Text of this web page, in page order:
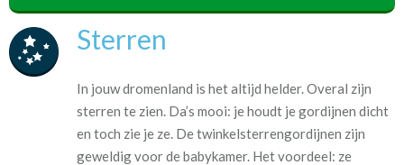
Sterren
In jouw dromenland is het altijd helder. Overal zijn
sterren te zien. Da’s mooi: je houdt je gordijnen dicht
en toch zie je ze. De twinkelsterrengordijnen zijn
geweldig voor de babykamer. Het voordeel: ze